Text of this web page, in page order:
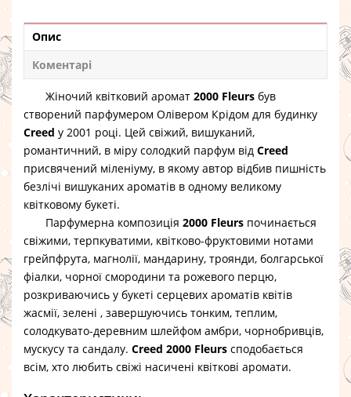
Опис
Коментарі
Жіночий квітковий аромат 2000 Fleurs був
створений парфумером Олівером Крідом для будинку
Creed у 2001 році. Цей свіжий, вишуканий,
романтичний, в міру солодкий парфум від Creed
присвячений міленіуму, в якому автор відбив пишність
безлічі вишуканих ароматів в одному великому
квітковому букеті.
Парфумерна композиція 2000 Fleurs починається
свіжими, терпкуватими, квітково-фруктовими нотами
грейпфрута, магнолії, мандарину, троянди, болгарської
фіалки, чорної смородини та рожевого перцю,
розкриваючись у букеті серцевих ароматів квітів
жасмії, зелені , завершуючись тонким, теплим,
солодкувато-деревним шлейфом амбри, чорнобривців,
мускусу та сандалу. Creed 2000 Fleurs сподобається
всім, хто любить свіжі насичені квіткові аромати.